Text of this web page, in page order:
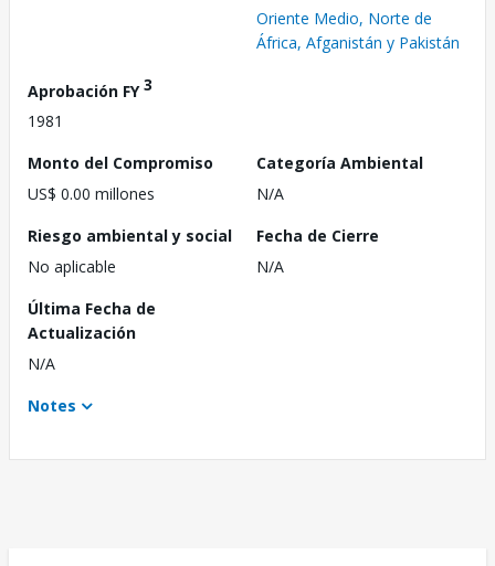
Oriente Medio, Norte de
África, Afganistán y Pakistán
Aprobación FY3
1981
Monto del Compromiso
US$ 0.00 millones
Categoría Ambiental
N/A
Riesgo ambiental y social
No aplicable
Fecha de Cierre
N/A
Última Fecha de
Actualización
N/A
Notes